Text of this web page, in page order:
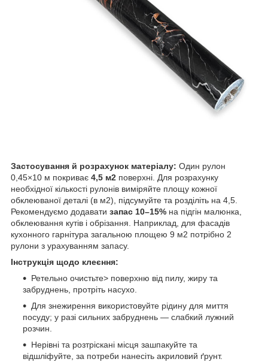
Застосування й розрахунок матеріалу: Один рулон
0,45×10 м покриває 4,5 м2 поверхні. Для розрахунку
необхідної кількості рулонів виміряйте площу кожної
обклеюваної деталі (в м2), підсумуйте та розділіть на 4,5.
Рекомендуємо додавати запас 10–15% на підгін малюнка,
обклеювання кутів і обрізання. Наприклад, для фасадів
кухонного гарнітура загальною площею 9 м2 потрібно 2
рулони з урахуванням запасу.
Інструкція щодо клеєння:
Ретельно очистьте> поверхню від пилу, жиру та
забруднень, протріть насухо.
Для знежирення використовуйте рідину для миття
посуду; у разі сильних забруднень — слабкий лужний
розчин.
Нерівні та розтріскані місця зашпакуйте та
відшліфуйте, за потреби нанесіть акриловий ґрунт.